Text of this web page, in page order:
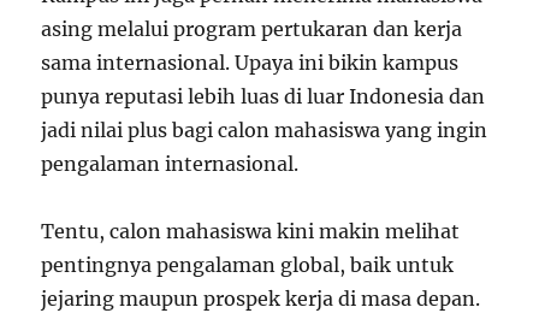
asing melalui program pertukaran dan kerja
sama internasional. Upaya ini bikin kampus
punya reputasi lebih luas di luar Indonesia dan
jadi nilai plus bagi calon mahasiswa yang ingin
pengalaman internasional.
Tentu, calon mahasiswa kini makin melihat
pentingnya pengalaman global, baik untuk
jejaring maupun prospek kerja di masa depan.